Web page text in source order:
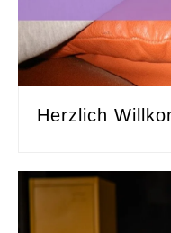
Herzlich